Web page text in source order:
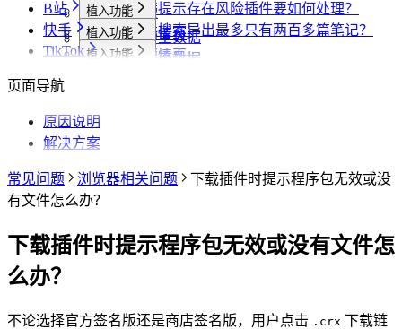
小红书提示存在风险插件要如何处理？
为什么搜索导出最多只有两百多篇笔记？
专辑页
笔记详情页
搜索页
批量采集
采集博主数据
采集评论数据
其他功能
链接转换
植入功能
搜索页
达人详情页
批量采集
采集达人数据
其他功能
B站
植入功能
搜索页
批量采集
快手
植入功能
TikTok
其他功能
页面导航
原因说明
解决方案
常见问题 浏览器相关问题
下载插件时提示程序包无效或没
有文件怎么办？
下载插件时提示程序包无效或没有文件怎
么办？
不论选择官方签名版还是商店签名版，用户点击 .crx 下载链